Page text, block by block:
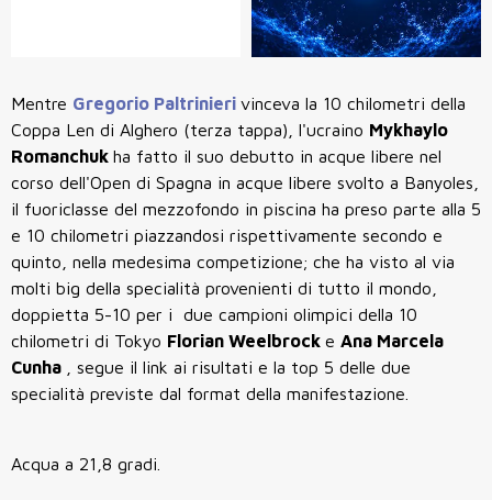
Mentre Gregorio Paltrinieri vinceva la 10 chilometri della
Coppa Len di Alghero (terza tappa), l'ucraino Mykhaylo
Romanchuk ha fatto il suo debutto in acque libere nel
corso dell'Open di Spagna in acque libere svolto a Banyoles,
il fuoriclasse del mezzofondo in piscina ha preso parte alla 5
e 10 chilometri piazzandosi rispettivamente secondo e
quinto, nella medesima competizione; che ha visto al via
molti big della specialità provenienti di tutto il mondo,
doppietta 5-10 per i due campioni olimpici della 10
chilometri di Tokyo Florian Weelbrock e Ana Marcela
Cunha
, segue il link ai risultati e la top 5 delle due
specialità previste dal format della manifestazione.
Acqua a 21,8 gradi.